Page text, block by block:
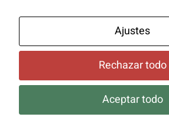
2026 Colectivo La Salita |
de Cookies|
Ajustes
Rechazar todo
Aceptar todo